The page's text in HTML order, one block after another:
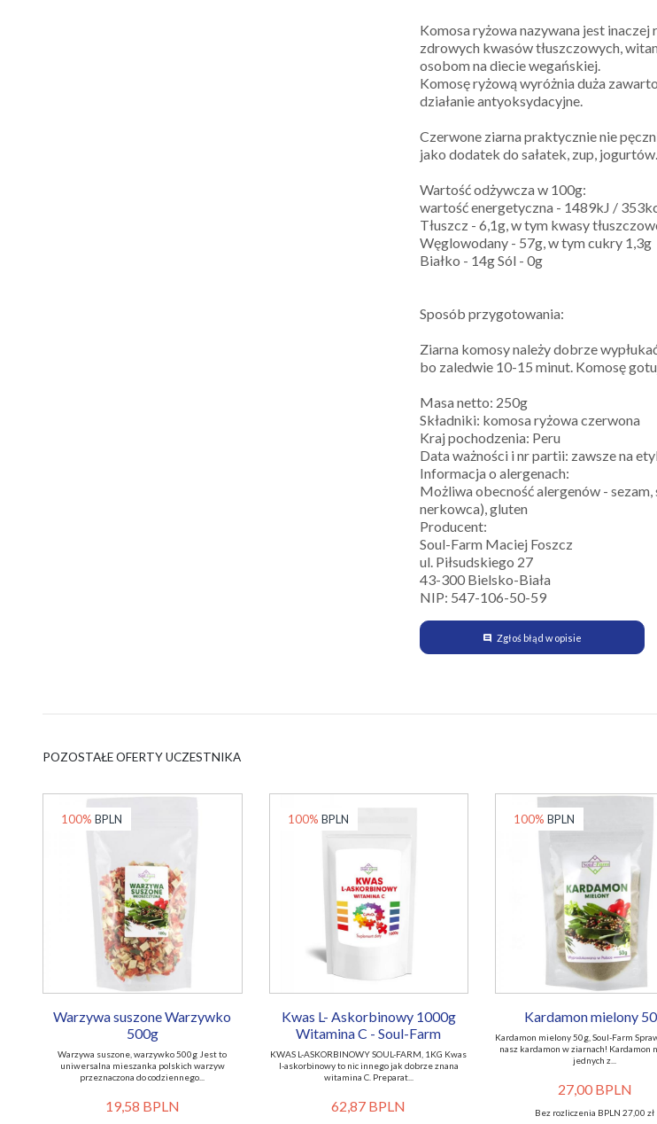
Komosa ryżowa nazywana jest
zdrowych kwasów tłuszczowych,
osobom na diecie wegańskiej.
Komosę ryżową wyróżnia duża
działanie antyoksydacyjne.
Czerwone ziarna praktycznie nie
jako dodatek do sałatek, zup,
Wartość odżywcza w 100g:
wartość energetyczna - 1489kJ /
Tłuszcz - 6,1g, w tym kwasy
Węglowodany - 57g, w tym cukry 1,3g
Białko - 14g Sól - 0g
Sposób przygotowania:
Ziarna komosy należy dobrze
bo zaledwie 10-15 minut. Komosę
Masa netto: 250g
Składniki: komosa ryżowa czerwona
Kraj pochodzenia: Peru
Data ważności i nr partii: zawsze na
Informacja o alergenach:
Możliwa obecność alergenów - sezam,
nerkowca), gluten
Producent:
Soul-Farm Maciej Foszcz
ul. Piłsudskiego 27
43-300 Bielsko-Biała
NIP: 547-106-50-59
Zgłoś błąd w opisie
POZOSTAŁE OFERTY UCZESTNIKA
100% BPLN
Warzywa suszone Warzywko
500g
Warzywa suszone, warzywko 500g Jest to
uniwersalna mieszanka polskich warzyw
przeznaczona do codziennego...
19,58 BPLN
100% BPLN
Kwas L- Askorbinowy 1000g
Witamina C - Soul-Farm
KWAS L-ASKORBINOWY SOUL-FARM, 1KG Kwas
l-askorbinowy to nic innego jak dobrze znana
witamina C. Preparat...
62,87 BPLN
100% BPLN
Kardamon mielony
Kardamon mielony 50g, Soul-Farm
nasz kardamon w ziarnach! Kardamon
jednych z...
27,00 BPLN
Bez rozliczenia BPLN 27,00 zł